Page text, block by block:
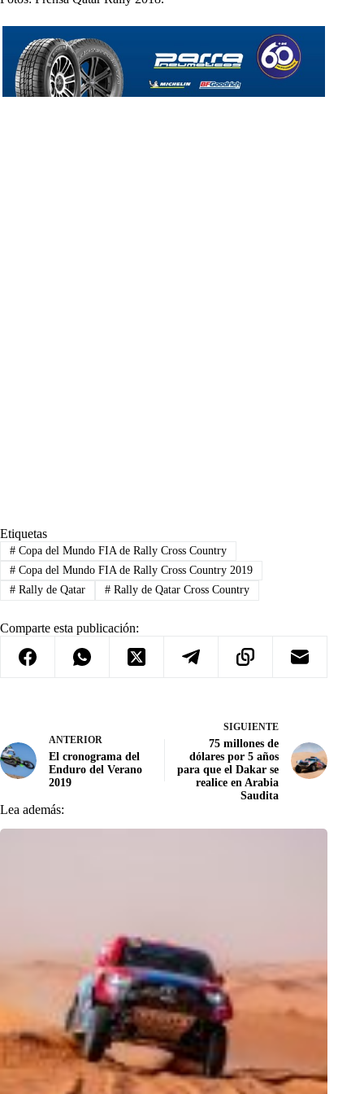
Etiquetas
#Copa del Mundo FIA de Rally Cross Country
#Copa del Mundo FIA de Rally Cross Country 2019
#Rally de Qatar #Rally de Qatar Cross Country
Comparte esta publicación:
ANTERIOR
El cronograma del
Enduro del Verano
2019
SIGUIENTE
75 millones de
dólares por 5 años
para que el Dakar se
realice en Arabia
Saudita
Lea además: